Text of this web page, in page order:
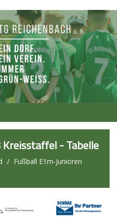
Kreisstaffel - Tabelle
Fußball E1m-Junioren